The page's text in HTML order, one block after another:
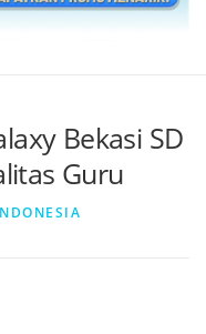
Bekasi SD
Guru